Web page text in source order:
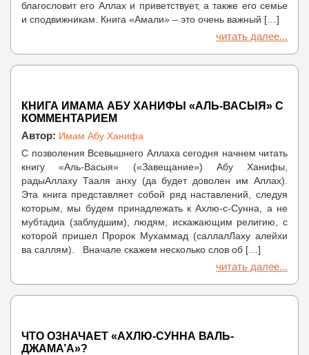
благословит его Аллах и приветствует, а также его семье
и сподвижникам. Книга «Амали» – это очень важный […]
читать далее...
КНИГА ИМАМА АБУ ХАНИФЫ «АЛЬ-ВАСЫЯ» С
КОММЕНТАРИЕМ
Автор: Имам Абу Ханифа
С позволения Всевышнего Аллаха сегодня начнем читать
книгу «Аль-Васыя» («Завещание») Абу Ханифы,
радыАллаху Тааля анху (да будет доволен им Аллах).
Эта книга представляет собой ряд наставлений, следуя
которым, мы будем принадлежать к Ахлю-с-Сунна, а не
мубтадиа (заблудшим), людям, искажающим религию, с
которой пришел Пророк Мухаммад (саллалЛаху алейхи
ва саллям). Вначале скажем несколько слов об […]
читать далее...
ЧТО ОЗНАЧАЕТ «АХЛЮ-СУННА ВАЛЬ-
ДЖАМА’А»?